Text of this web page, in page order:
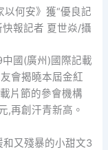
何安》獲“優良記
快報記者 夏世焱/攝
國(廣州)國際記載
會揭曉本屆金紅
片節的參會機構
,再創汗青新高。
又殘暴的小甜文3